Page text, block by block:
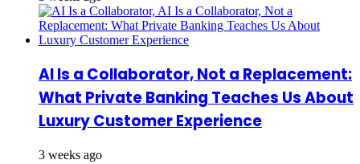
AI Is a Collaborator, Not a Replacement:
What Private Banking Teaches Us About
Luxury Customer Experience
3 weeks ago